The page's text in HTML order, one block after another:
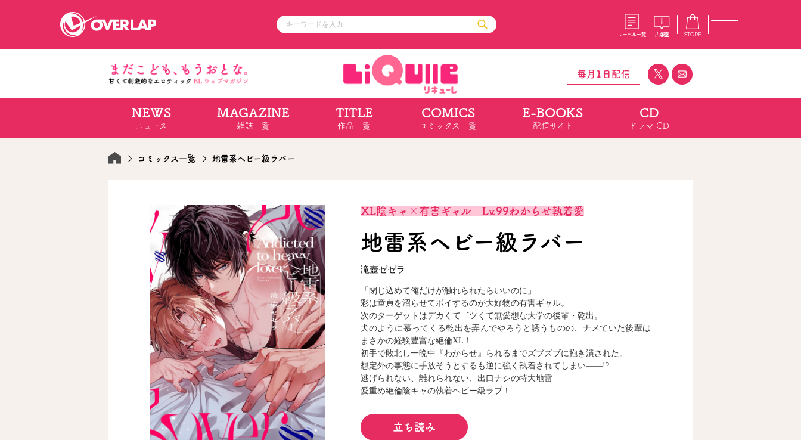
レーベル一覧 広報室 STORE
コミッククリエ
ラブパルフェ
ライトノベル
ノベルス
ロサージュノベルス
その他
コミックエッセイ
ポケットモンスター
通販・NEWS
OVERLAP STORE
オーバーラップ広報室
採用情報
コミッククリエ リキューレ コミックパルフェ コミックエッセイ
閉じる
毎月1日配信
NEWS
ニュース
MAGAZINE
雑誌一覧
TITLE
作品一覧
COMICS
コミックス一覧
E-BOOKS
配信サイト
CD
ドラマ CD
コミックス一覧 地雷系ヘビー級ラバー
XL陰キャ×有害ギャル Lv.99わからせ執着愛
地雷系ヘビー級ラバー
滝壺ゼゼラ
「閉じ込めて俺だけが触れられたらいいのに」
彩は童貞を沼らせてポイするのが大好物の有害ギャル。
次のターゲットはデカくてゴツくて無愛想な大学の後輩・乾出。
犬のように慕ってくる乾出を弄んでやろうと誘うものの、ナメていた後輩は
まさかの経験豊富な絶倫XL！
初手で敗北し一晩中『わからせ』られるまでズブズブに抱き潰された。
想定外の事態に手放そうとするも逆に強く執着されてしまい――!?
逃げられない、離れられない、出口ナシの特大地雷
愛重め絶倫陰キャの執着ヘビー級ラブ！
立ち読み